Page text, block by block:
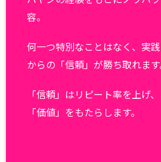
容。
何一つ特別なことはなく、実
からの「信頼」が勝ち取れます
「信頼」はリピート率を上げ
「価値」をもたらします。